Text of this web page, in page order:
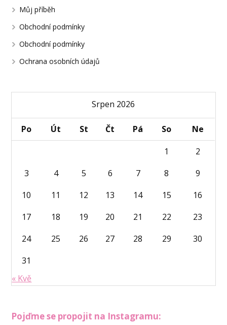
Můj příběh
Obchodní podmínky
Obchodní podmínky
Ochrana osobních údajů
Srpen 2026
Po Út St Čt Pá So
Ne
1
2
3
4 5 6 7 8
9
10
11 12 13 14 15
16
17
18 19 20 21 22
23
24
25 26 27 28 29
30
31
« Kvě
Pojďme se propojit na Instagramu: